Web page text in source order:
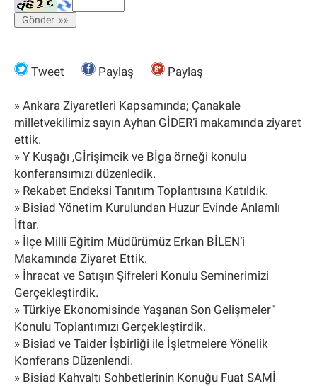
Tweet Paylaş Paylaş
» Ankara Ziyaretleri Kapsamında; Çanakale
milletvekilimiz sayın Ayhan GİDER’i makamında ziyaret
ettik.
» Y Kuşağı ,Gİrişimcik ve Bİga örneği konulu
konferansımızı düzenledik.
» Rekabet Endeksi Tanıtım Toplantısına Katıldık.
» Bisiad Yönetim Kurulundan Huzur Evinde Anlamlı
İftar.
» İlçe Milli Eğitim Müdürümüz Erkan BİLEN’i
Makamında Ziyaret Ettik.
» İhracat ve Satışın Şifreleri Konulu Seminerimizi
Gerçekleştirdik.
» Türkiye Ekonomisinde Yaşanan Son Gelişmeler"
Konulu Toplantımızı Gerçekleştirdik.
» Bisiad ve Taider İşbirliği ile İşletmelere Yönelik
Konferans Düzenlendi.
» Bisiad Kahvaltı Sohbetlerinin Konuğu Fuat SAMİ